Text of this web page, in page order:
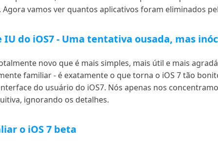
Agora vamos ver quantos aplicativos foram eliminados
IU do iOS7 - Uma tentativa ousada, mas
novo que é mais simples, mais útil e mais
familiar - é exatamente o que torna o iOS 7 tão
do usuário do iOS7. Nós apenas nos
ignorando os detalhes.
o iOS 7 beta